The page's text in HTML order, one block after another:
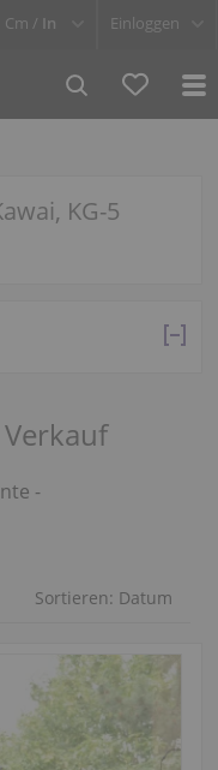
Cm / In Einloggen
KG-5
-
Sortieren: Datum